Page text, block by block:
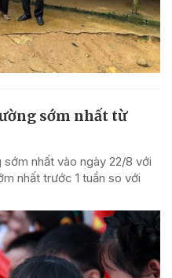
sớm nhất từ
nhất vào ngày 22/8 với
nhất trước 1 tuần so với